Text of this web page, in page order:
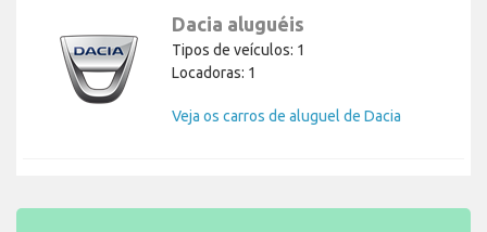
Dacia aluguéis
Tipos de veículos: 1
Locadoras: 1
Veja os carros de aluguel de Dacia